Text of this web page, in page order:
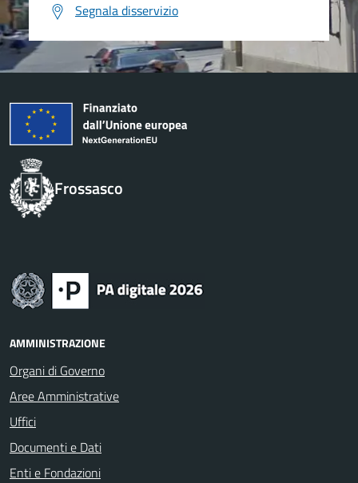
Segnala disservizio
Frossasco
AMMINISTRAZIONE
Organi di Governo
Aree Amministrative
Uffici
Documenti e Dati
Enti e Fondazioni